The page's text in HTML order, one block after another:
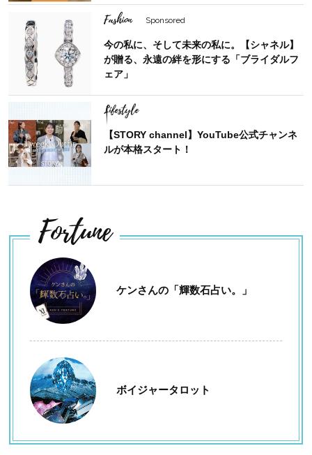
Fashion Sponsored
今の私に、そして未来の私に。【シャネル】
が贈る、永遠の絆を形にする「ブライダルフ
ェア」
Lifestyle
【STORY channel】YouTube公式チャンネ
ルが本格スタート！
Fortune
ケンさんの「輝数石占い。」
ボイジャータロット